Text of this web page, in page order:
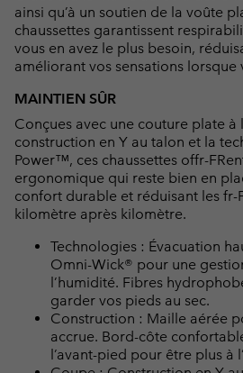
ainsi qu’à un soutien de la voûte
chaussettes garantissent
vous en avez le plus besoin,
améliorant vos sensations lorsque
MAINTIEN SÛR
Conçues avec une couture plate à
construction en Y au talon et la
Power™, ces chaussettes offr-
ergonomique qui reste bien en
confort durable et réduisant les fr-
kilomètre après kilomètre.
Technologies : Évacuation
Omni-Wick® pour une
l’humidité. Fibres
garder vos pieds au sec.
Construction : Maille aérée
accrue. Bord-côte
l’avant-pied pour être plus à